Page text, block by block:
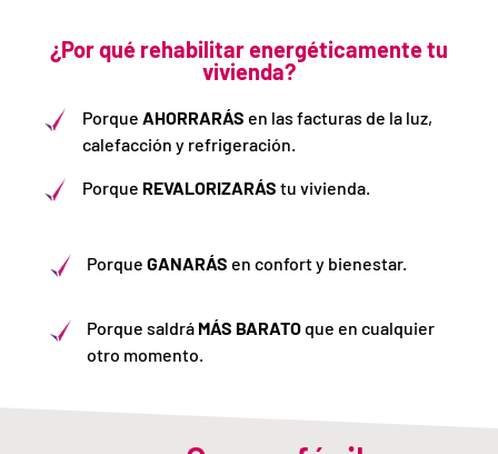
¿Por qué rehabilitar energéticamente tu
vivienda?
Porque AHORRARÁS en las facturas de la luz,
calefacción y refrigeración.
Porque REVALORIZARÁS tu vivienda.
PorqueGANARÁS en confort y bienestar.
Porque saldrá MÁS BARATO que en cualquier
otro momento.